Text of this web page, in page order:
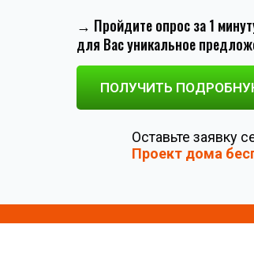
→ Пройдите опрос за 1
для Вас уникальное
ПОЛУЧИТЬ
Оставьте заявку
Проект дома